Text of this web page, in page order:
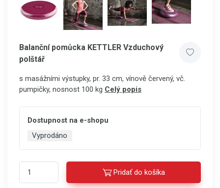
Balanční pomůcka KETTLER Vzduchový
polštář
s masážními výstupky, pr. 33 cm, vínově červený, vč.
pumpičky, nosnost 100 kg Celý popis
Dostupnost na e-shopu
Vyprodáno
Pridať do košíka